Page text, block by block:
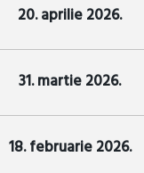
20. aprilie 2026.
31. martie 2026.
18. februarie 2026.